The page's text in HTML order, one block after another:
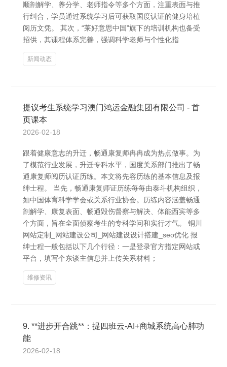
顺剖解学、养分学、老师指令等多个方面，注重表面与推
行纠合，学员通过系统学习后可获取国度认证的健身培植
阅历文凭。 其次，“莱好意思中国”旗下的培训机构也备受
招供，其课程体系完善，强调科学老师与个性化指
新闻动态
提议考生系统学习澳门鸿运金融集团有限公司 - 首
页课本
2026-02-18
跟着健康意志的升迁，畅通康复师冉冉成为热点做事。为
了模范行业发展，升迁专科水平，国度关系部门推出了畅
通康复师阅历认证历练。本文将先容历练的基本信息及报
绅士程。 当先，畅通康复师证历练每每由泰斗机构组织，
如中国体育科学学会或关系行业协会。历练内容涵盖畅通
剖解学、康复表面、畅通毁伤督察与解决、体能西宾等多
个方面，旨在全面侦察考生的专科学问和实行才气。 铜川
网站定制_网站建设公司_网站建设设计搭建_seo优化 报
绅士程一般包括以下几个行径：一是登录官方指定网站或
平台，填写个东谈主信息并上传关系材料；
维修资讯
9. **进步开合跳**：提四班云-AI+商城系统高心肺功
能
2026-02-18